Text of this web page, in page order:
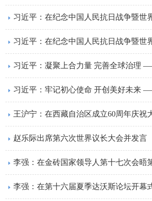
王沪宁：在西藏自治区成立60周年庆祝
赵乐际出席第六次世界议长大会并发言
李强：在第十六届夏季达沃斯论坛开幕